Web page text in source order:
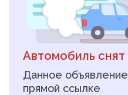
Автомобиль
Данное
прямой ссылке